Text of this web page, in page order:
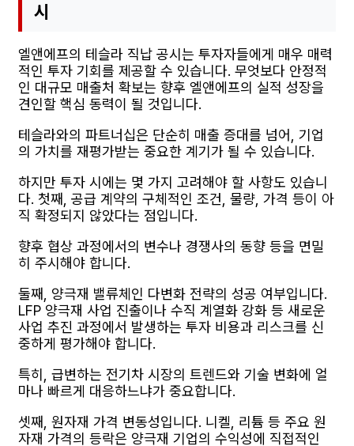
시
엘앤에프의 테슬라 직납 공시는 투자자들에게 매우 매력
적인 투자 기회를 제공할 수 있습니다. 무엇보다 안정적
인 대규모 매출처 확보는 향후 엘앤에프의 실적 성장을
견인할 핵심 동력이 될 것입니다.
테슬라와의 파트너십은 단순히 매출 증대를 넘어, 기업
의 가치를 재평가받는 중요한 계기가 될 수 있습니다.
하지만 투자 시에는 몇 가지 고려해야 할 사항도 있습니
다. 첫째, 공급 계약의 구체적인 조건, 물량, 가격 등이 아
직 확정되지 않았다는 점입니다.
향후 협상 과정에서의 변수나 경쟁사의 동향 등을 면밀
히 주시해야 합니다.
둘째, 양극재 밸류체인 다변화 전략의 성공 여부입니다.
LFP 양극재 사업 진출이나 수직 계열화 강화 등 새로운
사업 추진 과정에서 발생하는 투자 비용과 리스크를 신
중하게 평가해야 합니다.
특히, 급변하는 전기차 시장의 트렌드와 기술 변화에 얼
마나 빠르게 대응하느냐가 중요합니다.
셋째, 원자재 가격 변동성입니다. 니켈, 리튬 등 주요 원
자재 가격의 등락은 양극재 기업의 수익성에 직접적인